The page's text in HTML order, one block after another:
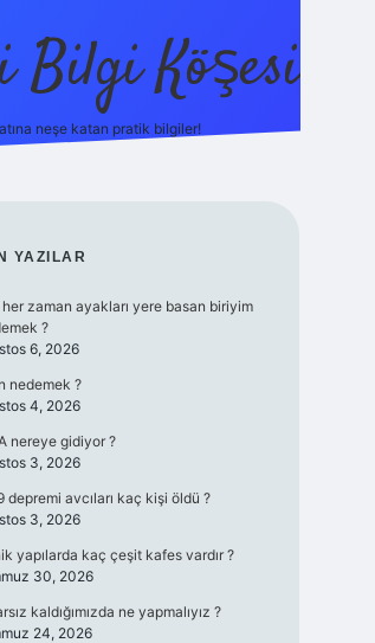
Bilgi Köşesi
neşe katan pratik bilgiler!
YAZILAR
her zaman ayakları yere basan biriyim
?
6, 2026
nedemek ?
4, 2026
nereye gidiyor ?
3, 2026
depremi avcıları kaç kişi öldü ?
3, 2026
yapılarda kaç çeşit kafes vardır ?
30, 2026
kaldığımızda ne yapmalıyız ?
24, 2026